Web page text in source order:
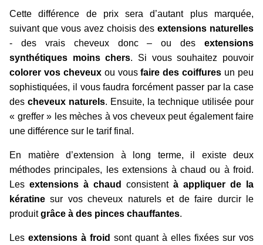
Cette différence de prix sera d’autant plus marquée,
suivant que vous avez choisis des extensions naturelles
- des vrais cheveux donc – ou des extensions
synthétiques moins chers. Si vous souhaitez pouvoir
colorer vos cheveuxou vousfaire des coiffures un peu
sophistiquées, il vous faudra forcément passer par la case
des cheveux naturels. Ensuite, la technique utilisée pour
« greffer » les mèches à vos cheveux peut également faire
une différence sur le tarif final.
En matière d’extension à long terme, il existe deux
méthodes principales, les extensions à chaud ou à froid.
Les extensions à chaud consistent à appliquer de la
kératine sur vos cheveux naturels et de faire durcir le
produitgrâce à des pinces chauffantes.
Les extensions à froid sont quant à elles fixées sur vos